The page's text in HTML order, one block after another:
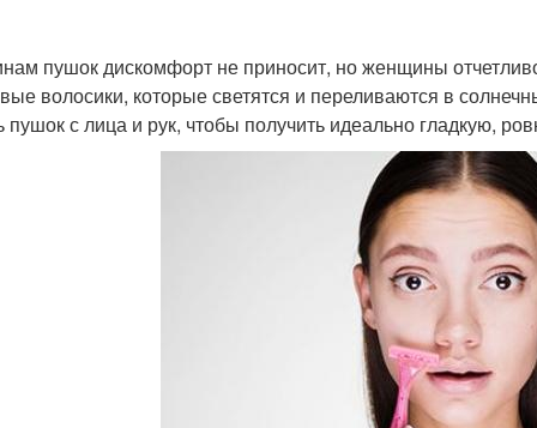
пушок дискомфорт не приносит, но женщины
волосики, которые светятся и переливаются в
пушок с лица и рук, чтобы получить идеально гладкую,